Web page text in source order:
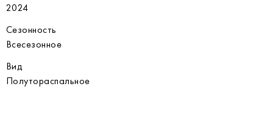
2024
Сезонность
Всесезонное
Вид
Полутораспальное